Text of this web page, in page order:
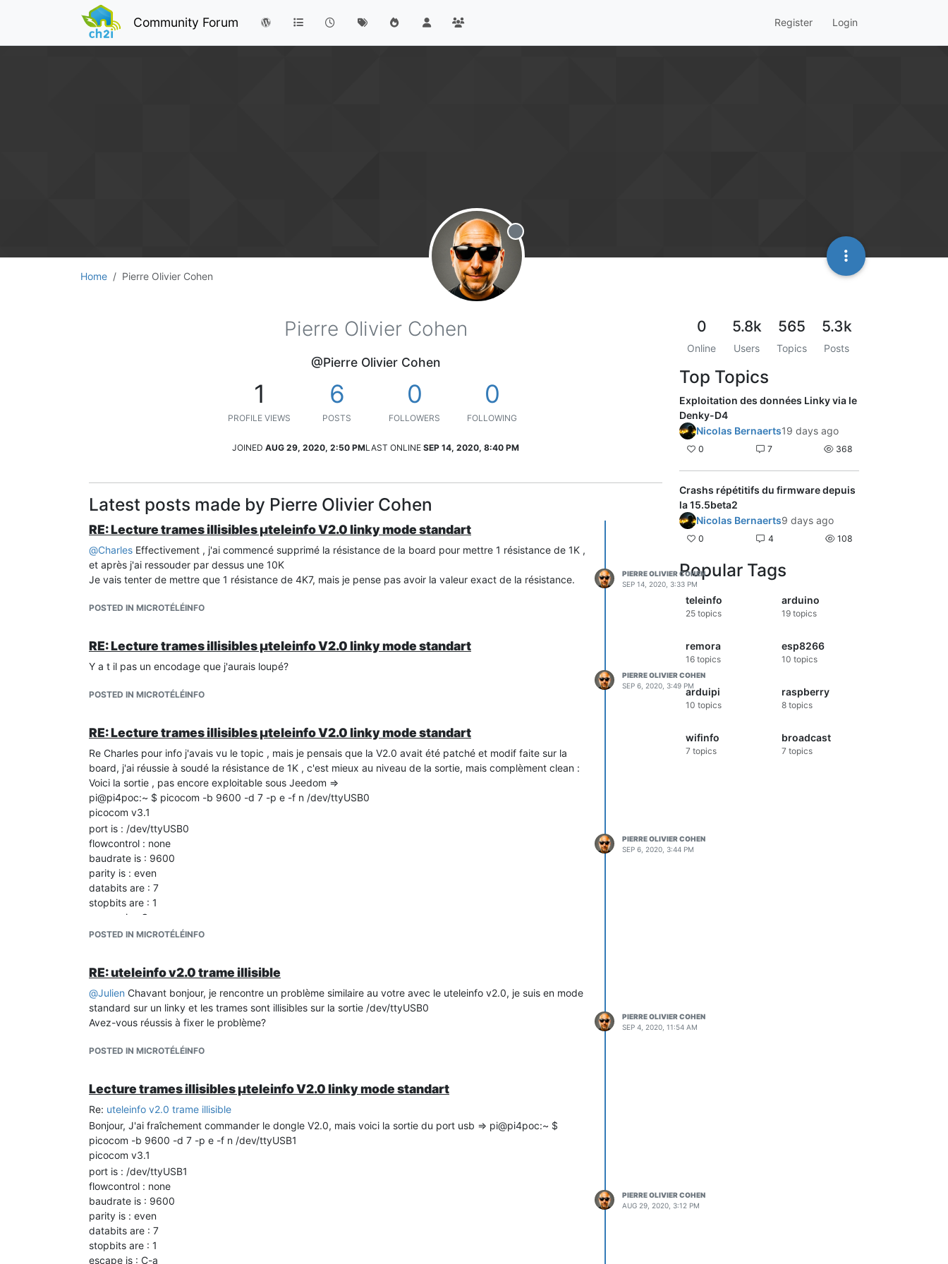
Community Forum Register Login
Home Pierre Olivier Cohen
Offline
Pierre Olivier Cohen
@Pierre Olivier Cohen
1
PROFILE VIEWS
6
POSTS
0
FOLLOWERS
0
FOLLOWING
JOINED AUG 29, 2020, 2:50 PMLAST ONLINE SEP 14, 2020, 8:40 PM
Latest posts made by Pierre Olivier Cohen
RE: Lecture trames illisibles µteleinfo V2.0 linky mode standart
@Charles Effectivement , j'ai commencé supprimé la résistance de la board pour mettre 1 résistance de 1K ,
et après j'ai ressouder par dessus une 10K
Je vais tenter de mettre que 1 résistance de 4K7, mais je pense pas avoir la valeur exact de la résistance.
POSTED IN MICROTÉLÉINFO
PIERRE OLIVIER COHEN
SEP 14, 2020, 3:33 PM
RE: Lecture trames illisibles µteleinfo V2.0 linky mode standart
Y a t il pas un encodage que j'aurais loupé?
POSTED IN MICROTÉLÉINFO
PIERRE OLIVIER COHEN
SEP 6, 2020, 3:49 PM
RE: Lecture trames illisibles µteleinfo V2.0 linky mode standart
Re Charles pour info j'avais vu le topic , mais je pensais que la V2.0 avait été patché et modif faite sur la
board, j'ai réussie à soudé la résistance de 1K , c'est mieux au niveau de la sortie, mais complèment clean :
Voici la sortie , pas encore exploitable sous Jeedom =>
pi@pi4poc:~ $ picocom -b 9600 -d 7 -p e -f n /dev/ttyUSB0
picocom v3.1
port is : /dev/ttyUSB0
flowcontrol : none
baudrate is : 9600
parity is : even
databits are : 7
stopbits are : 1
escape is : C-a
local echo is : no
hangup is : no
nolock is : no
send_cmd is : sz -vv
receive_cmd is : rz -vv -E
omap is :
initstring : none
exit_after is : not set
exit is : no
Type [C-a] [C-h] to see available commands
Terminal ready
~_4sqrZ!(cEAST 001806601 %
EASF0lB<58&SS(j(~T=[!fLl&&SHko(>TSS!&LL000 &
EP 3[ CJ
k'l.\CBo2og.\CCJzjo(nTSJBjg(>TaL\00000
)O
EASF09 000000080 *
qP\&aL\00000Bv(~TSv!L\ln1BS(~T6cLL00000BHcEASD03
000000000B$.Tk/,NWuKJJ:o(%W=K"UN %WgJJBU5w.JJj'hojE7RKzWNhU
POSTED IN MICROTÉLÉINFO
PIERRE OLIVIER COHEN
SEP 6, 2020, 3:44 PM
RE: uteleinfo v2.0 trame illisible
@Julien Chavant bonjour, je rencontre un problème similaire au votre avec le uteleinfo v2.0, je suis en mode
standard sur un linky et les trames sont illisibles sur la sortie /dev/ttyUSB0
Avez-vous réussis à fixer le problème?
POSTED IN MICROTÉLÉINFO
PIERRE OLIVIER COHEN
SEP 4, 2020, 11:54 AM
Lecture trames illisibles µteleinfo V2.0 linky mode standart
Re: uteleinfo v2.0 trame illisible
Bonjour, J'ai fraîchement commander le dongle V2.0, mais voici la sortie du port usb => pi@pi4poc:~ $
picocom -b 9600 -d 7 -p e -f n /dev/ttyUSB1
picocom v3.1
port is : /dev/ttyUSB1
flowcontrol : none
baudrate is : 9600
parity is : even
databits are : 7
stopbits are : 1
escape is : C-a
PIERRE OLIVIER COHEN
AUG 29, 2020, 3:12 PM
0
Online
5.8k
Users
565
Topics
5.3k
Posts
Top Topics
Exploitation des données Linky via le
Denky-D4
Nicolas Bernaerts19 days ago
0 7 368
Crashs répétitifs du firmware depuis
la 15.5beta2
Nicolas Bernaerts9 days ago
0 4 108
Popular Tags
teleinfo
25 topics
arduino
19topics
remora
16 topics
esp8266
10 topics
arduipi
10 topics
raspberry
8topics
wifinfo
7 topics
broadcast
7 topics